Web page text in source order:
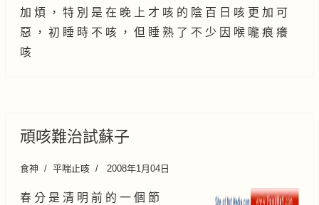
加 煩 ， 特 別 是 在 晚 上 才 咳 的 陰 百 日 咳 更 加 可
惡 ， 初 睡 時 不 咳 ， 但 睡 熟 了 不 少 因 喉 嚨 痕 癢
咳
頑咳難治試蘇子
食神 平喘止咳 2008年1月04日
春 分 是 清 明 前 的 一 個 節